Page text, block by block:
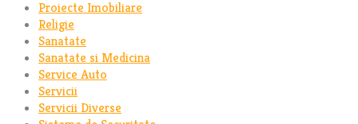
Proiecte Imobiliare
Religie
Sanatate
Sanatate si Medicina
Service Auto
Servicii
Servicii Diverse